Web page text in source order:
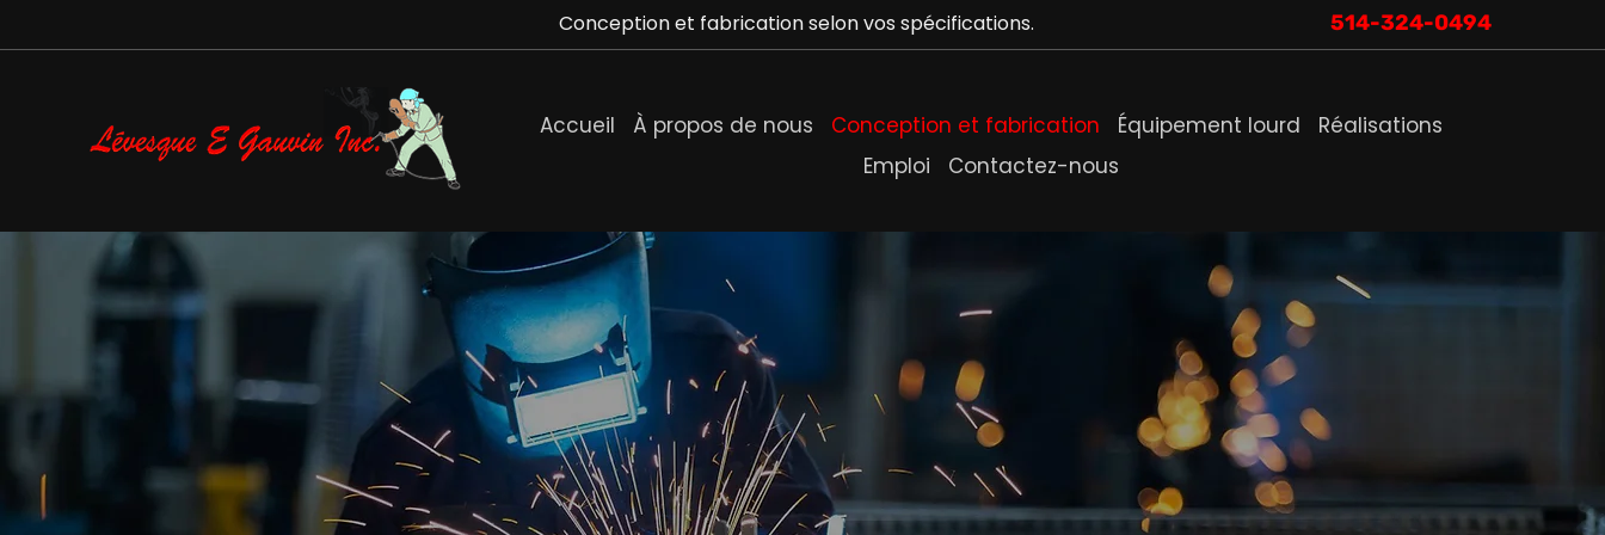
Conception et fabrication selon vos spécifications. 514-324-0494
Accueil À propos de nous Conception et fabrication Équipement lourd
Réalisations
Emploi
Contactez-nous